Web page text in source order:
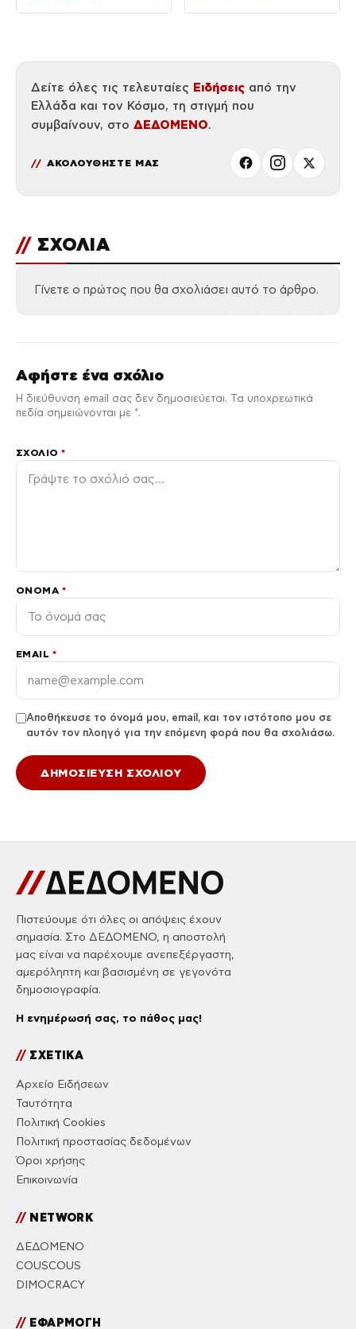
Δείτε όλες τις τελευταίες Ειδήσεις από την
Ελλάδα και τον Κόσμο, τη στιγμή που
συμβαίνουν, στο ΔΕΔΟΜΕΝΟ.
ΑΚΟΛΟΥΘΗΣΤΕ ΜΑΣ
// ΣΧΟΛΙΑ
Γίνετε ο πρώτος που θα σχολιάσει αυτό το άρθρο.
Αφήστε ένα σχόλιο
Η διεύθυνση email σας δεν δημοσιεύεται. Τα υποχρεωτικά
πεδία σημειώνονται με *.
ΣΧΌΛΙΟ*
ΌΝΟΜΑ *
EMAIL *
Αποθήκευσε το όνομά μου, email, και τον ιστότοπο μου σε
αυτόν τον πλοηγό για την επόμενη φορά που θα σχολιάσω.
Πιστεύουμε ότι όλες οι απόψεις έχουν
σημασία. Στο ΔΕΔΟΜΕΝΟ, η αποστολή
μας είναι να παρέχουμε ανεπεξέργαστη,
αμερόληπτη και βασισμένη σε γεγονότα
δημοσιογραφία.
Η ενημέρωσή σας, το πάθος μας!
//ΣΧΕΤΙΚΑ
Αρχείο Ειδήσεων
Ταυτότητα
Πολιτική Cookies
Πολιτική προστασίας δεδομένων
Όροι χρήσης
Επικοινωνία
//NETWORK
ΔΕΔΟΜΕΝΟ
COUSCOUS
DIMOCRACY
//ΕΦΑΡΜΟΓΗ